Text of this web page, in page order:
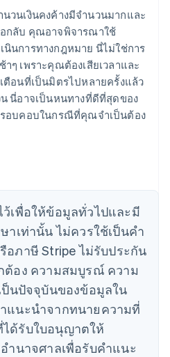
วนเงินคงค้างมีจำนวนมากและ
กลับ คุณอาจพิจารณาใช้
นินการทางกฎหมาย นี่ไม่ใช่การ
ๆ เพราะคุณต้องเสียเวลาและ
อนที่เป็นมิตรไปหลายครั้งแล้ว
นี่อาจเป็นหนทางที่ดีที่สุดของ
อบคอบในกรณีที่คุณจำเป็นต้อง
เพื่อให้ข้อมูลทั่วไปและมี
าเท่านั้น ไม่ควรใช้เป็นคํา
ภาษี Stripe ไม่รับประกัน
ต้อง ความสมบูรณ์ ความ
ป็นปัจจุบันของข้อมูลใน
นะนําจากทนายความที่
ด้รับใบอนุญาตให้
านาจศาลเพื่อรับคําแนะ
ประเทศจีน